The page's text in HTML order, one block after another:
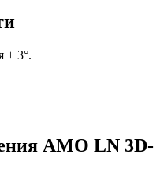
± 3°.
AMO LN 3D-